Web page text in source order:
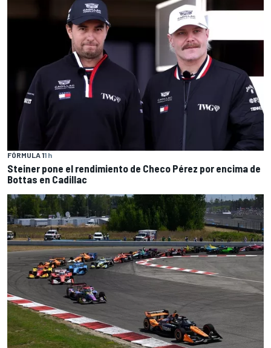
FÓRMULA 11 h
Steiner pone el rendimiento de Checo Pérez por encima de
Bottas en Cadillac